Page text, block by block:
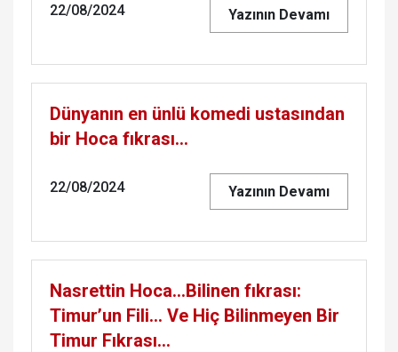
22/08/2024 Yazının Devamı
Dünyanın en ünlü komedi ustasından
bir Hoca fıkrası…
22/08/2024 Yazının Devamı
Nasrettin Hoca…Bilinen fıkrası:
Timur’un Fili… Ve Hiç Bilinmeyen Bir
Timur Fıkrası…